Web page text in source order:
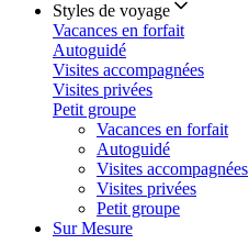
Styles de voyage
Vacances en forfait
Autoguidé
Visites accompagnées
Visites privées
Petit groupe
Vacances en forfait
Autoguidé
Visites accompagnées
Visites privées
Petit groupe
Sur Mesure